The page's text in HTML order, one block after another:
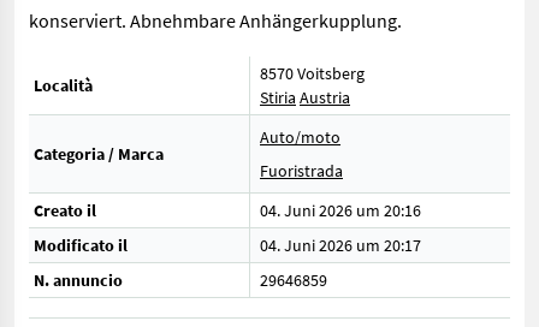
konserviert. Abnehmbare Anhängerkupplung.
Località
8570 Voitsberg
Stiria Austria
Categoria / Marca
Auto/moto
Fuoristrada
Creato il
04. Juni 2026 um 20:16
Modificato il
04. Juni 2026 um 20:17
N. annuncio
29646859